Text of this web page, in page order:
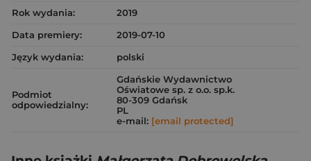
Rok wydania:
2019
Data premiery:
2019-07-10
Język wydania:
polski
Podmiot
odpowiedzialny:
Gdańskie Wydawnictwo
Oświatowe sp. z o.o. sp.k.
80-309 Gdańsk
PL
e-mail: [email protected]